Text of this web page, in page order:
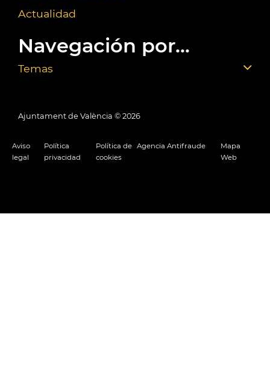
Actualidad
Navegación por...
Temas
Ajuntament de València © 2026
Aviso
legal
Política
privacidad
Política de
cookies
Agencia Antifraude
Mapa
Web